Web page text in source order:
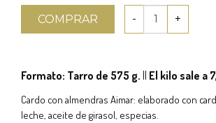
COMPRAR
Formato: Tarro de 575 g. || El kilo sale a
Cardo con almendras Aimar: elaborado con
leche, aceite de girasol, especias.